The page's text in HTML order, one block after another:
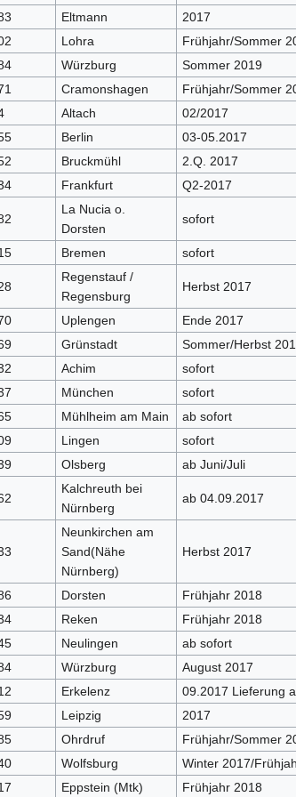
Eltmann
2017
Lohra
Frühjahr/Sommer
Würzburg
Sommer 2019
Cramonshagen
Frühjahr/Sommer
Altach
02/2017
Berlin
03-05.2017
Bruckmühl
2.Q. 2017
Frankfurt Q2-2017
La Nucia o.
Dorsten
sofort
Bremen sofort
Regenstauf /
Regensburg
Herbst 2017
Uplengen
Ende 2017
Grünstadt
Sommer/Herbst
Achim
sofort
München
sofort
Mühlheim am Main
ab sofort
Lingen
sofort
Olsberg ab Juni/Juli
Kalchreuth bei
Nürnberg
ab 04.09.2017
Neunkirchen am
Sand(Nähe
Nürnberg)
Herbst 2017
Dorsten
Frühjahr 2018
Reken
Frühjahr 2018
Neulingen
ab sofort
Würzburg
August 2017
Erkelenz
09.2017 Lieferung
Leipzig
2017
Ohrdruf
Frühjahr/Sommer
Wolfsburg
Winter 2017/
Eppstein (Mtk) Frühjahr 2018